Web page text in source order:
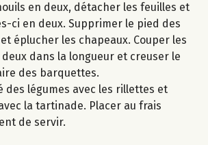
en deux, détacher les feuilles et
ci en deux. Supprimer le pied des
éplucher les chapeaux. Couper les
dans la longueur et creuser le
des barquettes.
des légumes avec les rillettes et
la tartinade. Placer au frais
de servir.